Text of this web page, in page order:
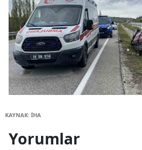
KAYNAK: İHA
Yorumlar